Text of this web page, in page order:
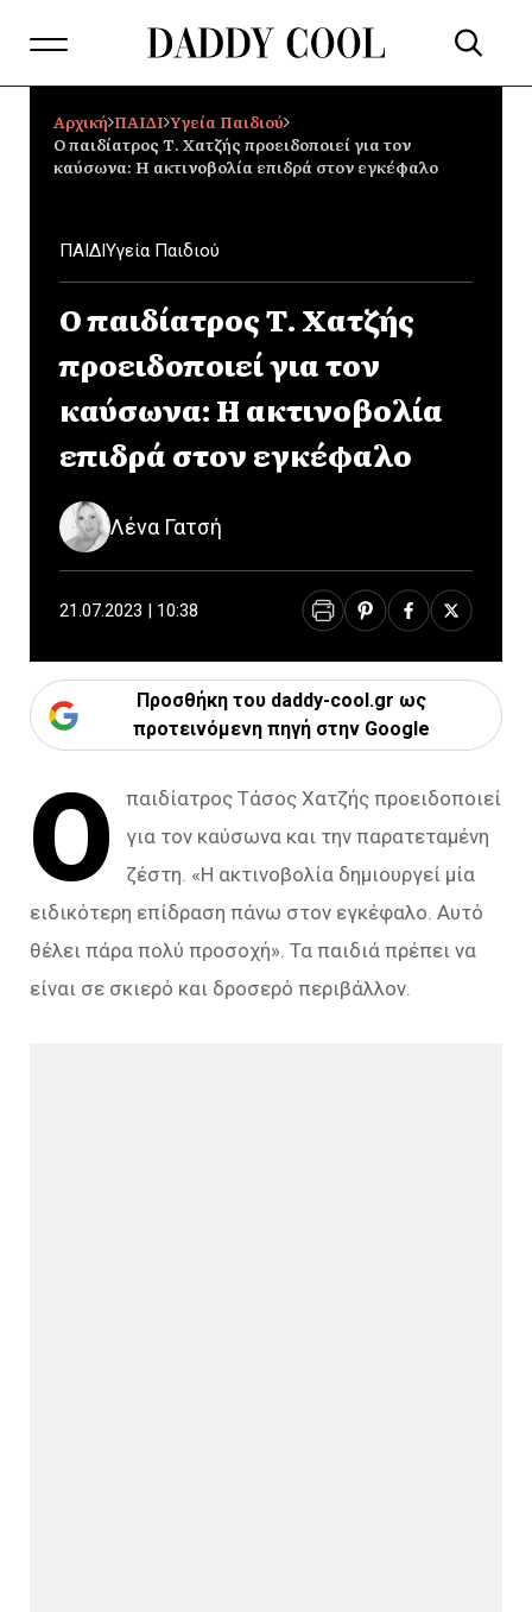
Αρχική ΠΑΙΔΙ Υγεία Παιδιού
Ο παιδίατρος Τ. Χατζής προειδοποιεί για τον
καύσωνα: Η ακτινοβολία επιδρά στον εγκέφαλο
ΠΑΙΔΙΥγεία Παιδιού
Ο παιδίατρος Τ. Χατζής
προειδοποιεί για τον
καύσωνα: Η ακτινοβολία
επιδρά στον εγκέφαλο
Λένα Γατσή
21.07.2023 | 10:38
Προσθήκη του daddy-cool.gr ως
προτεινόμενη πηγή στην Google
Ο
παιδίατρος Τάσος Χατζής προειδοποιεί
για τον καύσωνα και την παρατεταμένη
ζέστη. «Η ακτινοβολία δημιουργεί μία
ειδικότερη επίδραση πάνω στον εγκέφαλο. Αυτό
θέλει πάρα πολύ προσοχή». Τα παιδιά πρέπει να
είναι σε σκιερό και δροσερό περιβάλλον.